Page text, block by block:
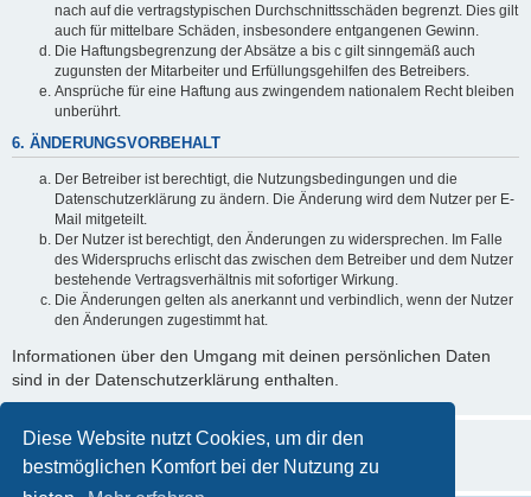
Diese Website nutzt Cookies, um dir den
bestmöglichen Komfort bei der Nutzung zu
nach auf die vertragstypischen Durchschnittsschäden begrenzt. Dies gilt
auch für mittelbare Schäden, insbesondere entgangenen Gewinn.
Die Haftungsbegrenzung der Absätze a bis c gilt sinngemäß auch
zugunsten der Mitarbeiter und Erfüllungsgehilfen des Betreibers.
Ansprüche für eine Haftung aus zwingendem nationalem Recht bleiben
unberührt.
6. ÄNDERUNGSVORBEHALT
Der Betreiber ist berechtigt, die Nutzungsbedingungen und die
Datenschutzerklärung zu ändern. Die Änderung wird dem Nutzer per E-
Mail mitgeteilt.
Der Nutzer ist berechtigt, den Änderungen zu widersprechen. Im Falle
des Widerspruchs erlischt das zwischen dem Betreiber und dem Nutzer
bestehende Vertragsverhältnis mit sofortiger Wirkung.
Die Änderungen gelten als anerkannt und verbindlich, wenn der Nutzer
den Änderungen zugestimmt hat.
Informationen über den Umgang mit deinen persönlichen Daten
sind in der Datenschutzerklärung enthalten.